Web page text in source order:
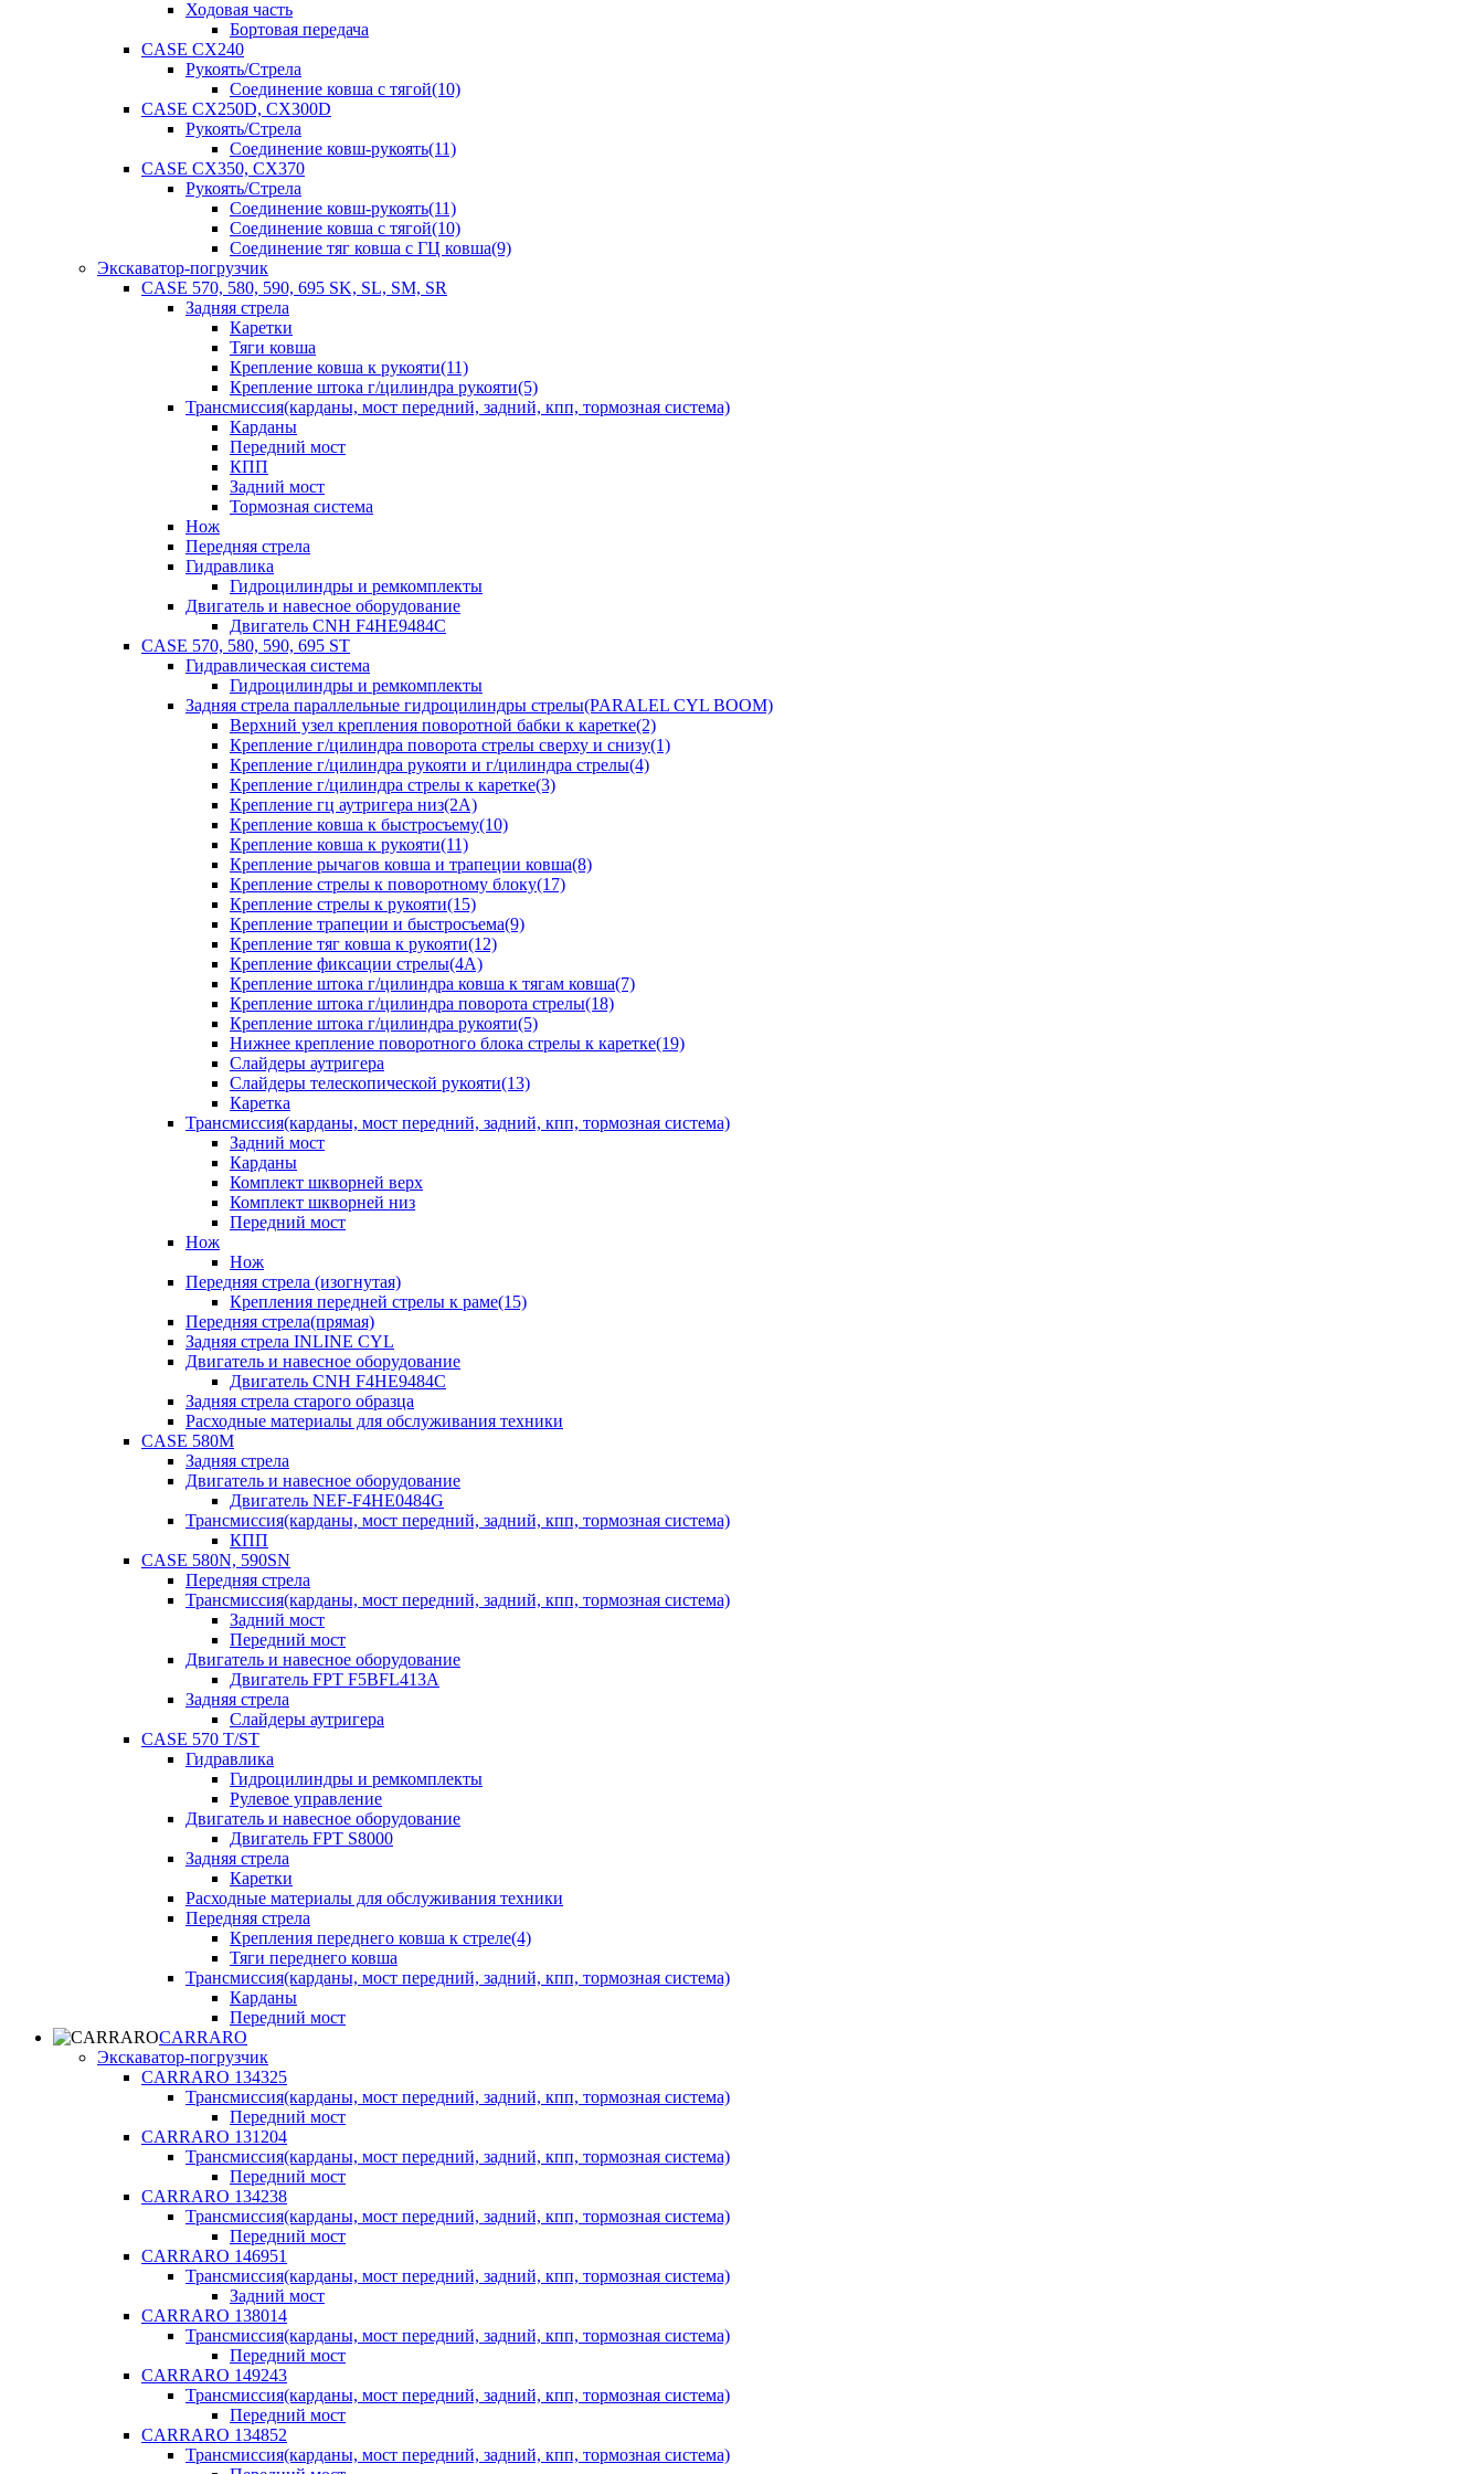
Ходовая часть
Бортовая передача
CASE CX240
Рукоять/Стрела
Соединение ковша с тягой(10)
CASE CX250D, CX300D
Рукоять/Стрела
Соединение ковш-рукоять(11)
CASE CX350, CX370
Рукоять/Стрела
Соединение ковш-рукоять(11)
Соединение ковша с тягой(10)
Соединение тяг ковша с ГЦ ковша(9)
Экскаватор-погрузчик
CASE 570, 580, 590, 695 SK, SL, SM, SR
Задняя стрела
Каретки
Тяги ковша
Крепление ковша к рукояти(11)
Крепление штока г/цилиндра рукояти(5)
Трансмиссия(карданы, мост передний, задний, кпп, тормозная система)
Карданы
Передний мост
КПП
Задний мост
Тормозная система
Нож
Передняя стрела
Гидравлика
Гидроцилиндры и ремкомплекты
Двигатель и навесное оборудование
Двигатель CNH F4HE9484C
CASE 570, 580, 590, 695 ST
Гидравлическая система
Гидроцилиндры и ремкомплекты
Задняя стрела параллельные гидроцилиндры стрелы(PARALEL CYL BOOM)
Верхний узел крепления поворотной бабки к каретке(2)
Крепление г/цилиндра поворота стрелы сверху и снизу(1)
Крепление г/цилиндра рукояти и г/цилиндра стрелы(4)
Крепление г/цилиндра стрелы к каретке(3)
Крепление гц аутригера низ(2А)
Крепление ковша к быстросъему(10)
Крепление ковша к рукояти(11)
Крепление рычагов ковша и трапеции ковша(8)
Крепление стрелы к поворотному блоку(17)
Крепление стрелы к рукояти(15)
Крепление трапеции и быстросъема(9)
Крепление тяг ковша к рукояти(12)
Крепление фиксации стрелы(4A)
Крепление штока г/цилиндра ковша к тягам ковша(7)
Крепление штока г/цилиндра поворота стрелы(18)
Крепление штока г/цилиндра рукояти(5)
Нижнее крепление поворотного блока стрелы к каретке(19)
Слайдеры аутригера
Слайдеры телескопической рукояти(13)
Каретка
Трансмиссия(карданы, мост передний, задний, кпп, тормозная система)
Задний мост
Карданы
Комплект шкворней верх
Комплект шкворней низ
Передний мост
Нож
Нож
Передняя стрела (изогнутая)
Крепления передней стрелы к раме(15)
Передняя стрела(прямая)
Задняя стрела INLINE CYL
Двигатель и навесное оборудование
Двигатель CNH F4HE9484C
Задняя стрела старого образца
Расходные материалы для обслуживания техники
CASE 580M
Задняя стрела
Двигатель и навесное оборудование
Двигатель NEF-F4HE0484G
Трансмиссия(карданы, мост передний, задний, кпп, тормозная система)
КПП
CASE 580N, 590SN
Передняя стрела
Трансмиссия(карданы, мост передний, задний, кпп, тормозная система)
Задний мост
Передний мост
Двигатель и навесное оборудование
Двигатель FPT F5BFL413A
Задняя стрела
Слайдеры аутригера
CASE 570 T/ST
Гидравлика
Гидроцилиндры и ремкомплекты
Рулевое управление
Двигатель и навесное оборудование
Двигатель FPT S8000
Задняя стрела
Каретки
Расходные материалы для обслуживания техники
Передняя стрела
Крепления переднего ковша к стреле(4)
Тяги переднего ковша
Трансмиссия(карданы, мост передний, задний, кпп, тормозная система)
Карданы
Передний мост
CARRARO
Экскаватор-погрузчик
CARRARO 134325
Трансмиссия(карданы, мост передний, задний, кпп, тормозная система)
Передний мост
CARRARO 131204
Трансмиссия(карданы, мост передний, задний, кпп, тормозная система)
Передний мост
CARRARO 134238
Трансмиссия(карданы, мост передний, задний, кпп, тормозная система)
Передний мост
CARRARO 146951
Трансмиссия(карданы, мост передний, задний, кпп, тормозная система)
Задний мост
CARRARO 138014
Трансмиссия(карданы, мост передний, задний, кпп, тормозная система)
Передний мост
CARRARO 149243
Трансмиссия(карданы, мост передний, задний, кпп, тормозная система)
Передний мост
CARRARO 134852
Трансмиссия(карданы, мост передний, задний, кпп, тормозная система)